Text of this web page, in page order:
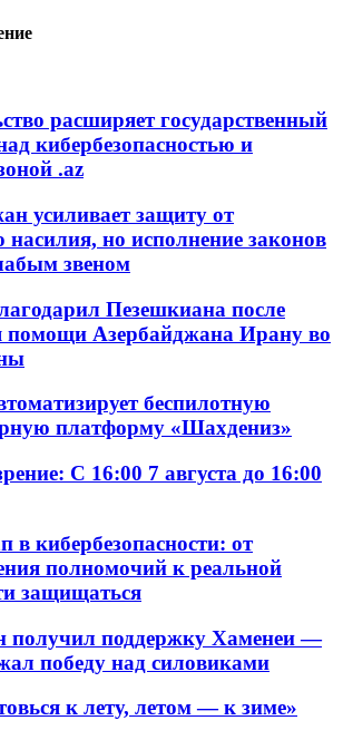
расширяет государственный
кибербезопасностью и
.az
усиливает защиту от
насилия, но исполнение законов
звеном
Пезешкиана после
помощи Азербайджана Ирану во
беспилотную
платформу «Шахдениз»
С 16:00 7 августа до 16:00
в кибербезопасности: от
полномочий к реальной
защищаться
получил поддержку Хаменеи —
победу над силовиками
к лету, летом — к зиме»